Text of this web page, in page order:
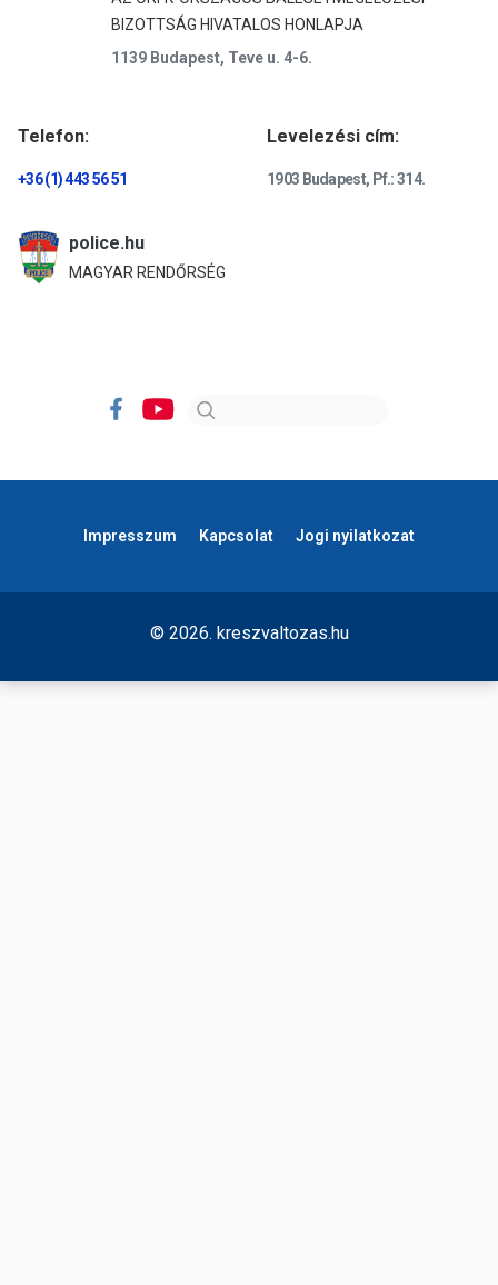
BIZOTTSÁG HIVATALOS HONLAPJA
1139 Budapest, Teve u. 4-6.
Telefon:
+36 (1) 443 56 51
Levelezési cím:
1903 Budapest, Pf.: 314.
police.hu
MAGYAR RENDŐRSÉG
Impresszum Kapcsolat Jogi nyilatkozat
© 2026. kreszvaltozas.hu